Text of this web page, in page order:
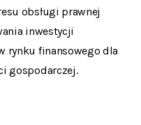
obsługi prawnej
inwestycji
rynku finansowego dla
gospodarczej.